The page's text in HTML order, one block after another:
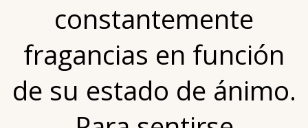
constantemente
fragancias en función
de su estado de ánimo.